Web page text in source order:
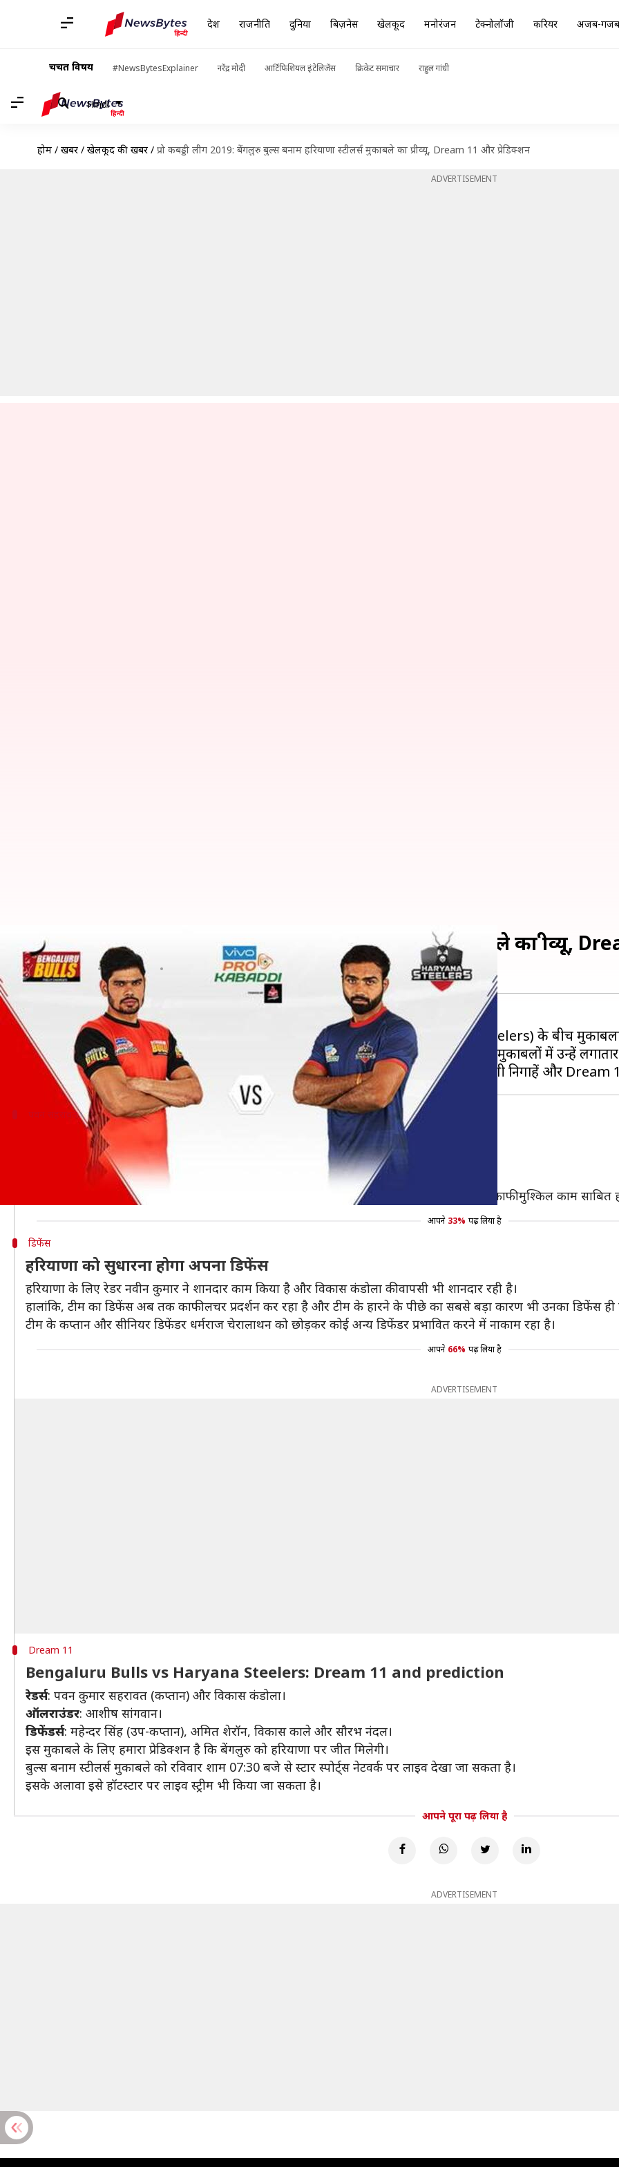
देश राजनीति दुनिया बिज़नेस खेलकूद मनोरंजन टेक्नोलॉजी करियर अजब-गजब
चर्चित विषय #NewsBytesExplainer नरेंद्र मोदी आर्टिफिशियल इंटेलिजेंस क्रिकेट समाचार राहुल गांधी
Hindi
होम / खबरें / खेलकूद की खबरें / प्रो कबड्डी लीग 2019: बेंगलुरु बुल्स बनाम हरियाणा स्टीलर्स मुकाबले का प्रीव्यू, Dream 11 और प्रेडिक्शन
ADVERTISEMENT
प्रो कबड्डी लीग 2019: बेंगलुरु बुल्स बनाम हरियाणा स्टीलर्स मुकाबले का प्रीव्यू,
लेखन Neeraj Pandey Aug 11, 2019
क्या है खबर?
प्रो कबड्डी लीग में आज बेंगलुरु बुल्स (Bengaluru Bulls) और हरियाणा स्टीलर्स (Haryana Steelers) के बीच
5 में से 4 मुकाबले जीतने वाली बेंगलुरु फिलहाल अंक तालिका में चौथे स्थान पर है और पिछले तीन मुकाबलों में उन्हें
पवन सहरावत
हाई फ्लाइंग पवन को रोकना होगा मुश्किल
पवन सहरावत गजब की फॉर्म में हैं और मात्र 5 मैचों में ही उन्होंने 74 प्वाइंट हासिल कर लिए हैं।
इस सीजन दो बार पवन ने एक मैच में 17-17 प्वाइंट हासिल किए हैं और उनके नाम 3 सुपर टेेन दर्ज हैं।
पटना लेग में पवन ने अपनी चपलता का परिचय दिया था और उन्हें रोक पाना हरियाणा के डिफेंस के लिए काफी मुश्किल काम साबित
आपने 33% पढ़ लिया है
डिफेंस
हरियाणा को सुधारना होगा अपना डिफेंस
हरियाणा के लिए रेडर नवीन कुमार ने शानदार काम किया है और विकास कंडोला की वापसी भी शानदार रही है।
हालांकि, टीम का डिफेंस अब तक काफी लचर प्रदर्शन कर रहा है और टीम के हारने के पीछे का सबसे बड़ा कारण भी उनका डिफेंस ही
टीम के कप्तान और सीनियर डिफेंडर धर्मराज चेरालाथन को छोड़कर कोई अन्य डिफेंडर प्रभावित करने में नाकाम रहा है।
आपने 66% पढ़ लिया है
ADVERTISEMENT
Dream 11
Bengaluru Bulls vs Haryana Steelers: Dream 11 and prediction
रेडर्स: पवन कुमार सहरावत (कप्तान) और विकास कंडोला।
ऑलराउंडर: आशीष सांगवान।
डिफेंडर्स: महेन्दर सिंह (उप-कप्तान), अमित शेरॉन, विकास काले और सौरभ नंदल।
इस मुकाबले के लिए हमारा प्रेडिक्शन है कि बेंगलुरु को हरियाणा पर जीत मिलेगी।
बुल्स बनाम स्टीलर्स मुकाबले को रविवार शाम 07:30 बजे से स्टार स्पोर्ट्स नेटवर्क पर लाइव देखा जा सकता है।
इसके अलावा इसे हॉटस्टार पर लाइव स्ट्रीम भी किया जा सकता है।
आपने पूरा पढ़ लिया है
ADVERTISEMENT